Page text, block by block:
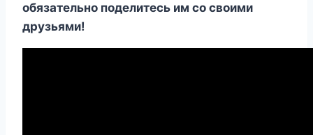
обязательно поделитесь им со своими
друзьями!